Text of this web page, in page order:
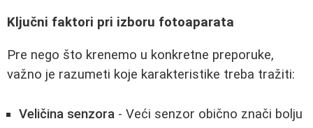
Ključni faktori pri izboru fotoaparata
Pre nego što krenemo u konkretne preporuke,
važno je razumeti koje karakteristike treba tražiti:
Veličina senzora - Veći senzor obično znači bolju